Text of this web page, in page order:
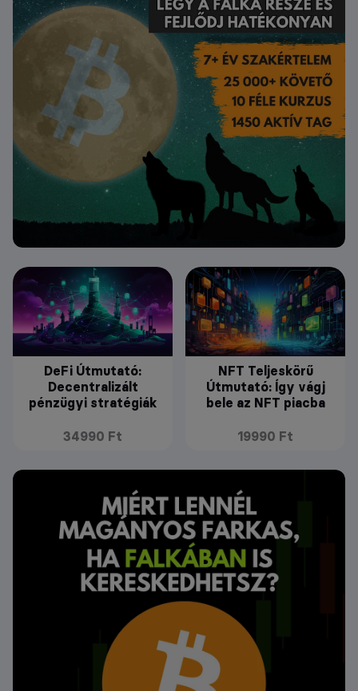
DeFi Útmutató:
Decentralizált
pénzügyi stratégiák
34990 Ft
NFT Teljeskörű
Útmutató: Így vágj
bele az NFT piacba
19990 Ft